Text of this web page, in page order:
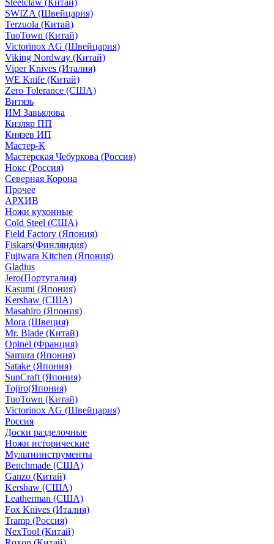
Steelclaw (Китай)
SWIZA (Швейцария)
Terzuola (Китай)
TuoTown (Китай)
Victorinox AG (Швейцария)
Viking Nordway (Китай)
Viper Knives (Италия)
WE Knife (Китай)
Zero Tolerance (США)
Витязь
ИМ Завьялова
Кизляр ПП
Князев ИП
Мастер-К
Мастерская Чебуркова (Россия)
Нокс (Россия)
Северная Корона
Прочее
АРХИВ
Ножи кухонные
Cold Steel (США)
Field Factory (Япония)
Fiskars(Финляндия)
Fujiwara Kitchen (Япония)
Gladius
Jero(Португалия)
Kasumi (Япония)
Kershaw (США)
Masahiro (Япония)
Mora (Швеция)
Mr. Blade (Китай)
Opinel (Франция)
Samura (Япония)
Satake (Япония)
SunCraft (Япония)
Tojiro(Япония)
TuoTown (Китай)
Victorinox AG (Швейцария)
Россия
Доски разделочные
Ножи исторические
Мультиинструменты
Benchmade (США)
Ganzo (Китай)
Kershaw (США)
Leatherman (США)
Fox Knives (Италия)
Tramp (Россия)
NexTool (Китай)